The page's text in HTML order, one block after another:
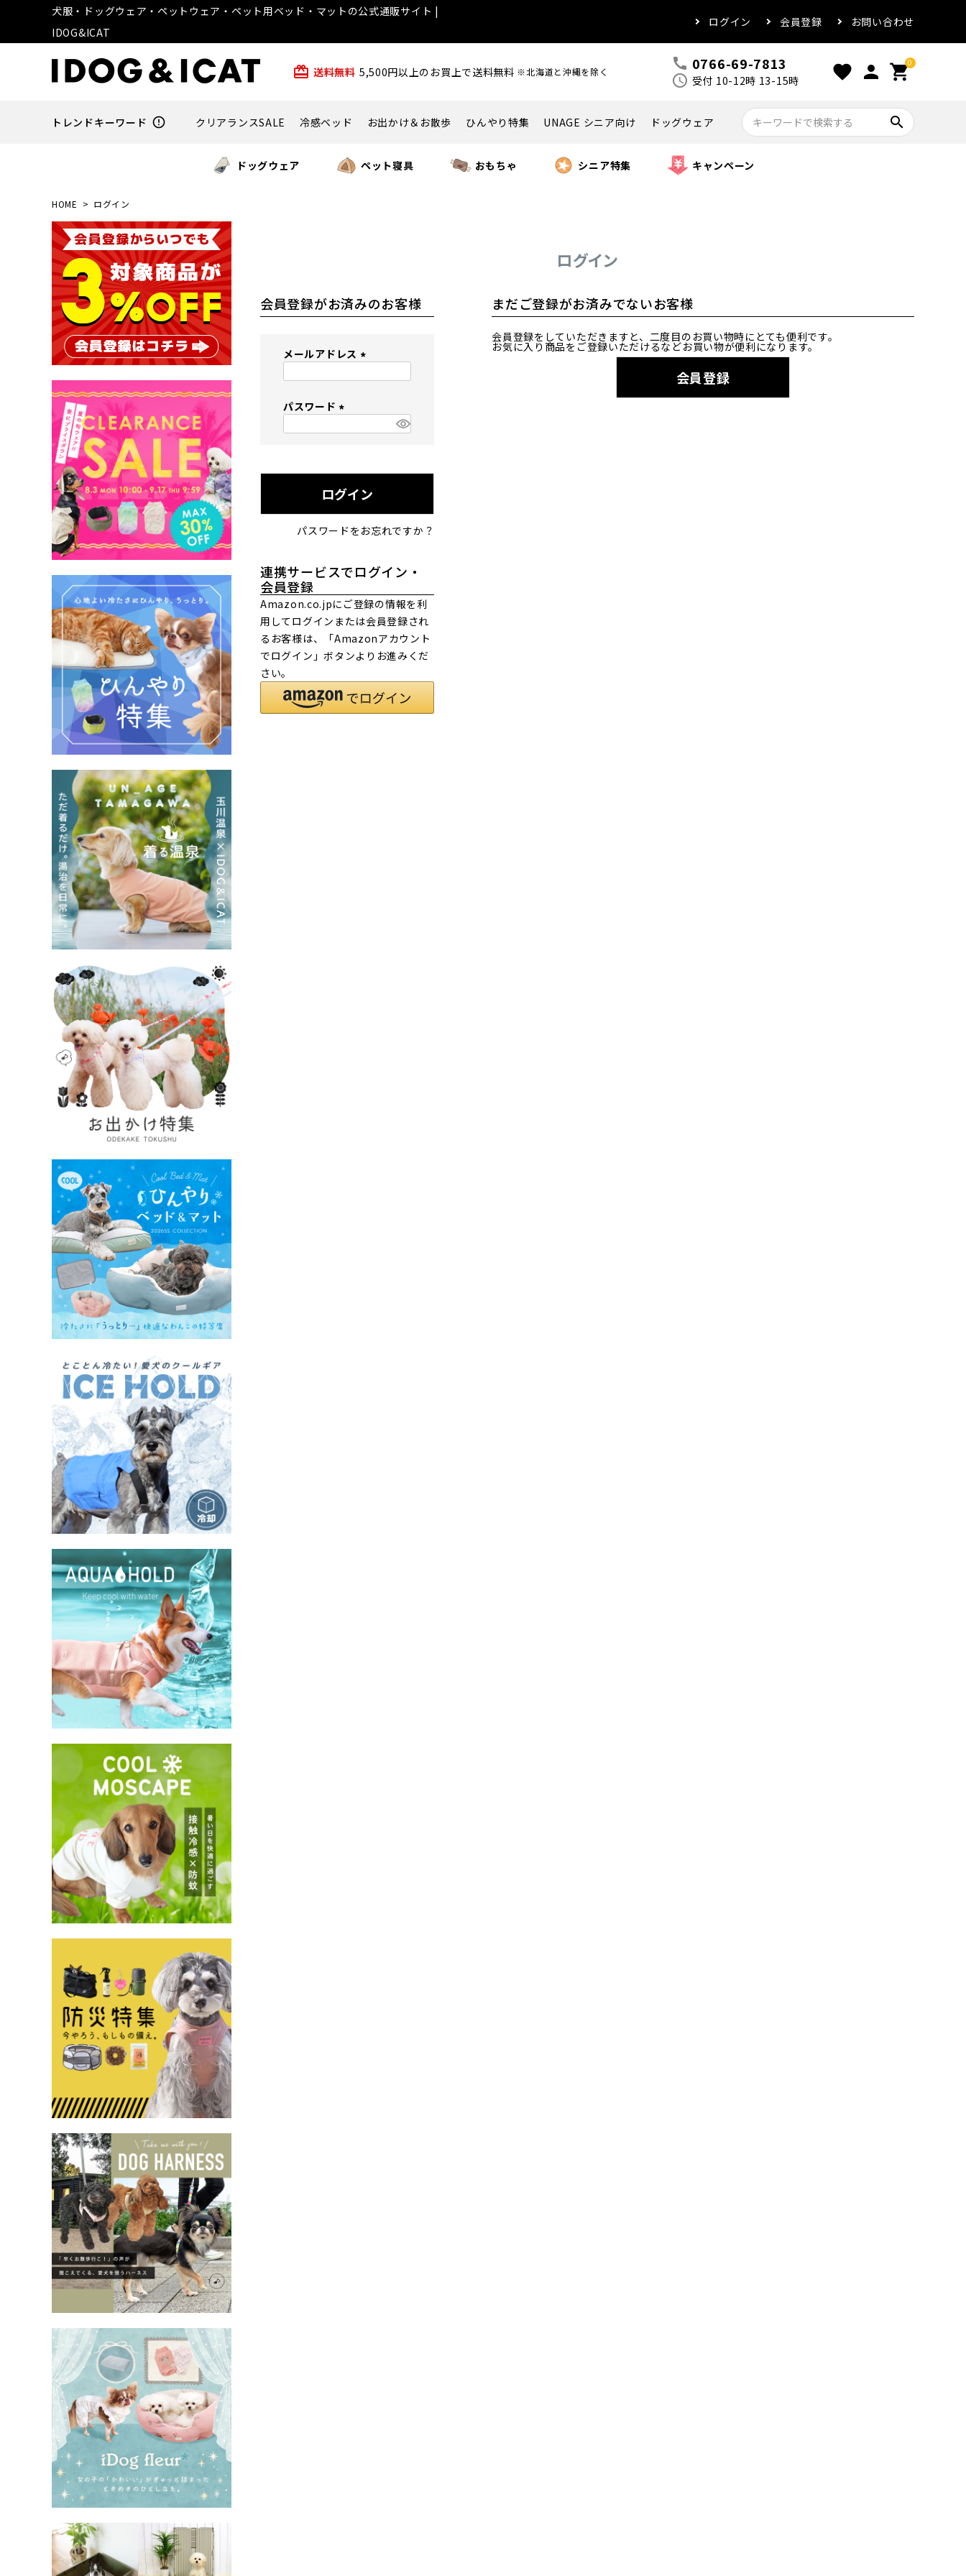
犬服・ドッグウェア・ペットウェア・ペット用ベッド・マットの公式通販サイト |
IDOG&ICAT
ログイン 会員登録 お問い合わせ
card_giftcard 送料無料 5,500円以上のお買上で送料無料 ※北海道と沖縄を除く call 0766-69-7813
schedule 受付 10-12時 13-15時 favorite person 0
shopping_cart
トレンドキーワード error_outline クリアランスSALE 冷感ベッド お出かけ＆お散歩 ひんやり特集 UNAGE シニア向け ドッグウェア search
ドッグウェア ペット寝具 おもちゃ シニア特集 キャンペーン
HOME ログイン
ログイン
会員登録がお済みのお客様
メールアドレス
パスワード
)
ログイン
パスワードをお忘れですか？
連携サービスでログイン・
会員登録
Amazon.co.jpにご登録の情報を利
用してログインまたは会員登録され
るお客様は、「Amazonアカウント
でログイン」ボタンよりお進みくだ
さい。
まだご登録がお済みでないお客様
会員登録をしていただきますと、二度目のお買い物時にとても便利です。
お気に入り商品をご登録いただけるなどお買い物が便利になります。
会員登録